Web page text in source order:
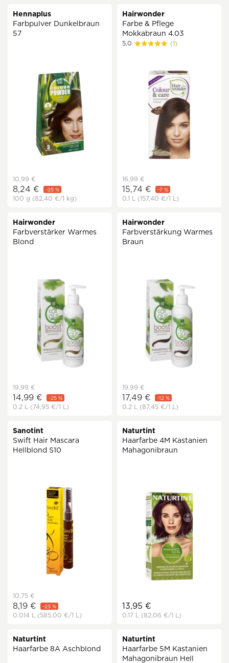
Hennaplus
Farbpulver Dunkelbraun
57
10,99 €
8,24 € -25 %
100 g (82,40 €/1 kg)
Hairwonder
Farbe & Pflege
Mokkabraun 4.03
5.0 (1)
16,99 €
15,74 € -7 %
0.1 L (157,40 €/1 L)
Hairwonder
Farbverstärker Warmes
Blond
19,99 €
14,99 € -25 %
0.2 L (74,95 €/1 L)
Hairwonder
Farbverstärkung Warmes
Braun
19,99 €
17,49 € -12 %
0.2 L (87,45 €/1 L)
Sanotint
Swift Hair Mascara
Hellblond S10
10,75 €
8,19 € -23 %
0.014 L (585,00 €/1 L)
Naturtint
Haarfarbe 4M Kastanien
Mahagonibraun
13,95 €
0.17 L (82,06 €/1 L)
Naturtint
Haarfarbe 8A Aschblond
Naturtint
Haarfarbe 5M Kastanien
Mahagonibraun Hell